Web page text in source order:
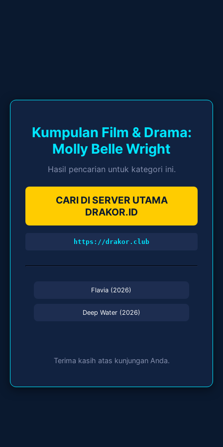
Kumpulan Film & Drama:
Molly Belle Wright
Hasil pencarian untuk kategori ini.
CARI DI SERVER UTAMA
DRAKOR.ID
https://drakor.club
Flavia (2026)
Deep Water (2026)
Terima kasih atas kunjungan Anda.